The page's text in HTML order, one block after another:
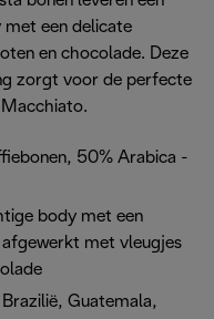
met een delicate
en chocolade. Deze
zorgt voor de perfecte
50% Arabica -
body met een
met vleugjes
Guatemala,